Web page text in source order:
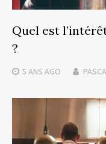
Quel est
?
5 ANS AGO